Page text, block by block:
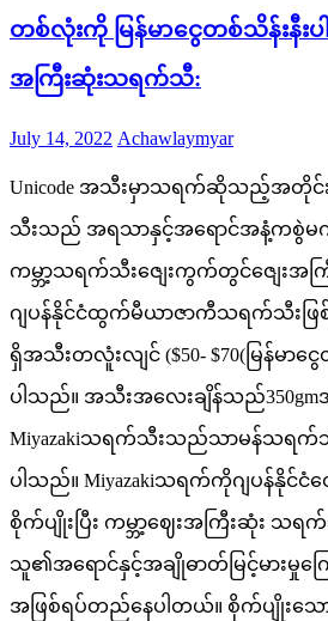
တစ်လုံးကို မြန်မာငွေတစ်သိန်းနီးပ
အကြီးဆုံးသရက်သီ:
Posted
July 14, 2022 Author
Achawlaymyar
Unicode အသီးမှာသရက်ဆိုသည့်အတိုင်
သီးသည် အရသာနှင့်အရောင်အနံ့ကစွဲမ
ကမ္ဘာ့သရက်သီးဇျေးကွက်တွင်ဇျေးအက
ဂျပန်နိုင်ငံထွက်မီယာဇာကီသရက်သီးဖြ
ရှိအသီးတလူံးလျင် ($50- $70(မြန်မာငွေ
ပါသည်။ အသီးအလေးချိန်သည်
Miyazakiသရက်သီးသည်သာမန်သရက်သီ
ပါသည်။ Miyazakiသရက်ကိုဂျပန်နိုင်ငံတ
စိုက်ပျိုးပြီး ကမ္ဘာ့ဈေးအကြီးဆုံး သရ
သူ၏အရောင်နှင့်အချိုဓာတ်မြင့်မားမှုက
အဖြစ်ရပ်တည်နေပါတယ်။ စိုက်ပျိုးသေ